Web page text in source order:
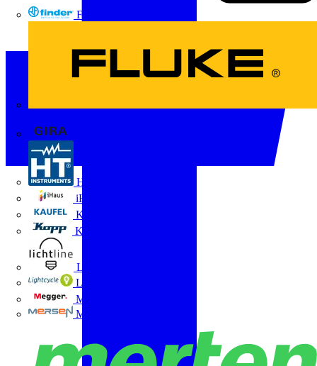
FINDER
HT Instruments GmbH
iHaus
Kaufel
Kopp
Lichtline
LIGHTCYCLE
Megger
Mersen